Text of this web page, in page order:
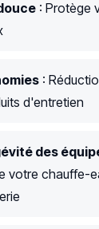
: Protège
:
d'entretien
des
votre chauffe-